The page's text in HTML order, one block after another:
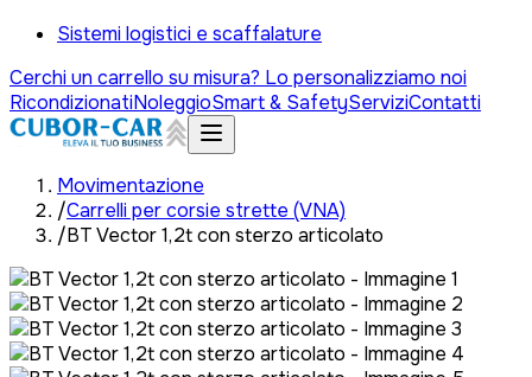
Sistemi logistici e scaffalature
Cerchi un carrello su misura? Lo personalizziamo noi
RicondizionatiNoleggioSmart & SafetyServiziContatti
Movimentazione
/Carrelli per corsie strette (VNA)
/BT Vector 1,2t con sterzo articolato